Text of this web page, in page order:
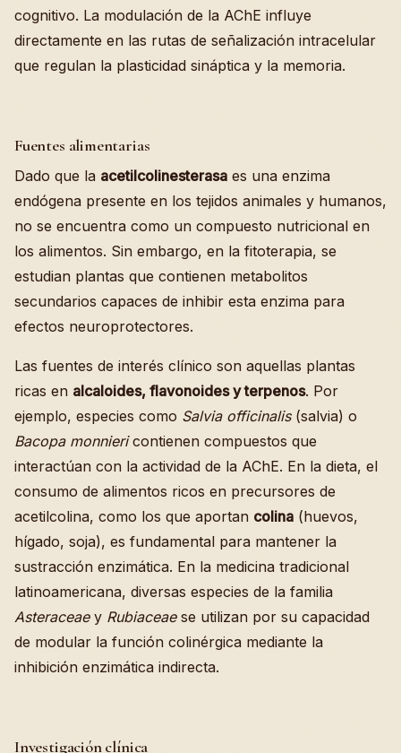
cognitivo. La modulación de la AChE influye
directamente en las rutas de señalización intracelular
que regulan la plasticidad sináptica y la memoria.
Fuentes alimentarias
Dado que la acetilcolinesterasa es una enzima
endógena presente en los tejidos animales y humanos,
no se encuentra como un compuesto nutricional en
los alimentos. Sin embargo, en la fitoterapia, se
estudian plantas que contienen metabolitos
secundarios capaces de inhibir esta enzima para
efectos neuroprotectores.
Las fuentes de interés clínico son aquellas plantas
ricas en alcaloides, flavonoides y terpenos. Por
ejemplo, especies como Salvia officinalis(salvia) o
Bacopa monniericontienen compuestos que
interactúan con la actividad de la AChE. En la dieta, el
consumo de alimentos ricos en precursores de
acetilcolina, como los que aportan colina (huevos,
hígado, soja), es fundamental para mantener la
sustracción enzimática. En la medicina tradicional
latinoamericana, diversas especies de la familia
Asteraceaey Rubiaceaese utilizan por su capacidad
de modular la función colinérgica mediante la
inhibición enzimática indirecta.
Investigación clínica